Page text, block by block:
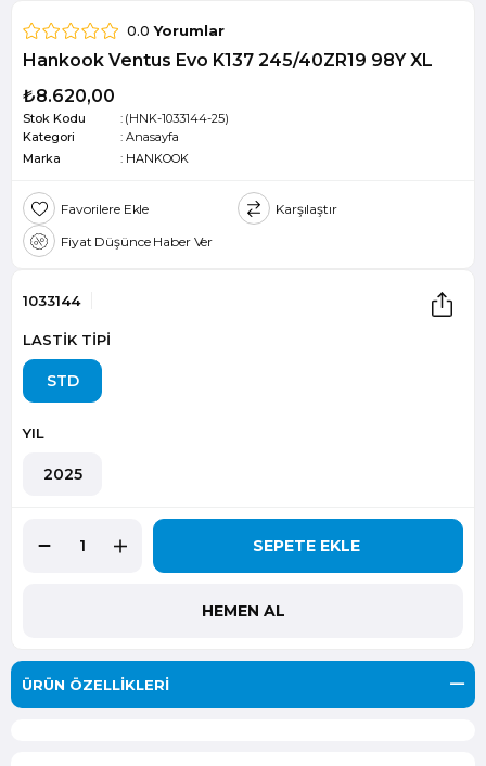
0.0 Yorumlar
Hankook Ventus Evo K137 245/40ZR19 98Y XL
₺8.620,00
Stok Kodu
(HNK-1033144-25)
Kategori
: Anasayfa
Marka
: HANKOOK
Favorilere Ekle
Karşılaştır
Fiyat Düşünce Haber Ver
1033144
LASTİK TİPİ
STD
YIL
2025
ÜRÜN ÖZELLIKLERI